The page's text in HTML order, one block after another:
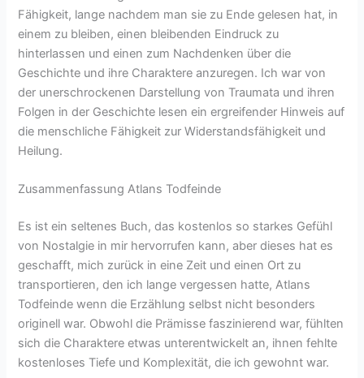
Fähigkeit, lange nachdem man sie zu Ende gelesen hat, in
einem zu bleiben, einen bleibenden Eindruck zu
hinterlassen und einen zum Nachdenken über die
Geschichte und ihre Charaktere anzuregen. Ich war von
der unerschrockenen Darstellung von Traumata und ihren
Folgen in der Geschichte lesen ein ergreifender Hinweis auf
die menschliche Fähigkeit zur Widerstandsfähigkeit und
Heilung.
Zusammenfassung Atlans Todfeinde
Es ist ein seltenes Buch, das kostenlos so starkes Gefühl
von Nostalgie in mir hervorrufen kann, aber dieses hat es
geschafft, mich zurück in eine Zeit und einen Ort zu
transportieren, den ich lange vergessen hatte, Atlans
Todfeinde wenn die Erzählung selbst nicht besonders
originell war. Obwohl die Prämisse faszinierend war, fühlten
sich die Charaktere etwas unterentwickelt an, ihnen fehlte
kostenloses Tiefe und Komplexität, die ich gewohnt war.